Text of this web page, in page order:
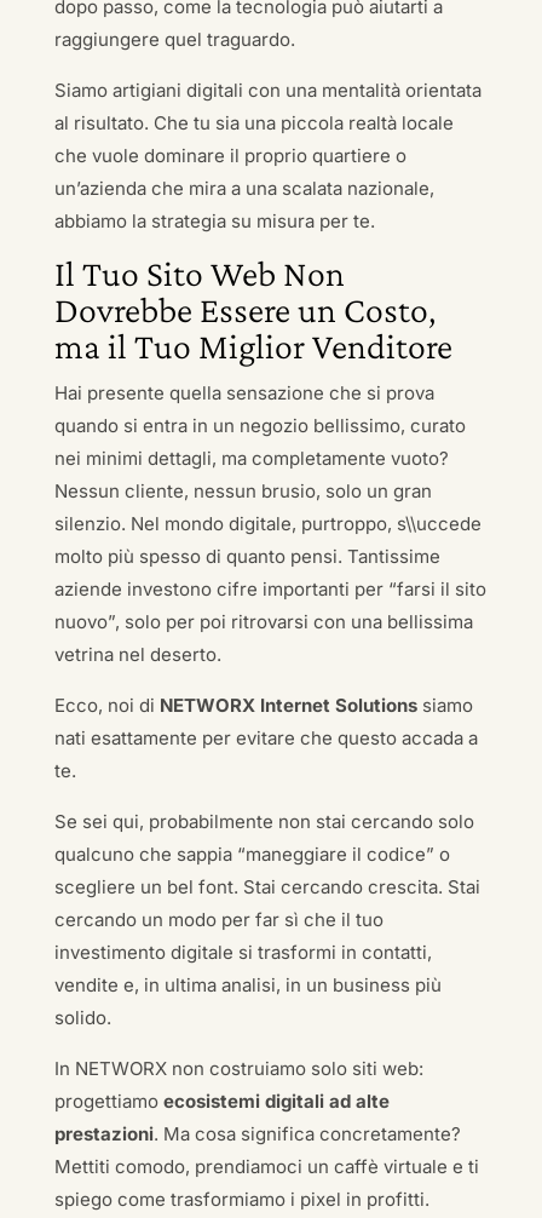
dopo passo, come la tecnologia può aiutarti a
raggiungere quel traguardo.
Siamo artigiani digitali con una mentalità orientata
al risultato. Che tu sia una piccola realtà locale
che vuole dominare il proprio quartiere o
un’azienda che mira a una scalata nazionale,
abbiamo la strategia su misura per te.
Il Tuo Sito Web Non
Dovrebbe Essere un Costo,
ma il Tuo Miglior Venditore
Hai presente quella sensazione che si prova
quando si entra in un negozio bellissimo, curato
nei minimi dettagli, ma completamente vuoto?
Nessun cliente, nessun brusio, solo un gran
silenzio. Nel mondo digitale, purtroppo, s\\uccede
molto più spesso di quanto pensi. Tantissime
aziende investono cifre importanti per “farsi il sito
nuovo”, solo per poi ritrovarsi con una bellissima
vetrina nel deserto.
Ecco, noi di NETWORX Internet Solutionssiamo
nati esattamente per evitare che questo accada a
te.
Se sei qui, probabilmente non stai cercando solo
qualcuno che sappia “maneggiare il codice” o
scegliere un bel font. Stai cercando crescita. Stai
cercando un modo per far sì che il tuo
investimento digitale si trasformi in contatti,
vendite e, in ultima analisi, in un business più
solido.
In NETWORX non costruiamo solo siti web:
progettiamo ecosistemi digitali ad alte
prestazioni. Ma cosa significa concretamente?
Mettiti comodo, prendiamoci un caffè virtuale e ti
spiego come trasformiamo i pixel in profitti.